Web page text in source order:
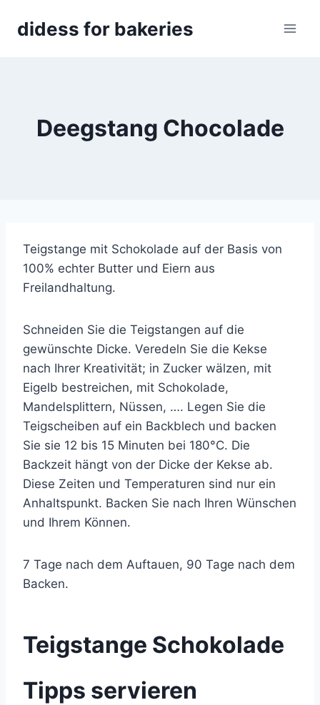
didess for bakeries
Deegstang Chocolade
Teigstange mit Schokolade auf der Basis von
100% echter Butter und Eiern aus
Freilandhaltung.
Schneiden Sie die Teigstangen auf die
gewünschte Dicke. Veredeln Sie die Kekse
nach Ihrer Kreativität; in Zucker wälzen, mit
Eigelb bestreichen, mit Schokolade,
Mandelsplittern, Nüssen, …. Legen Sie die
Teigscheiben auf ein Backblech und backen
Sie sie 12 bis 15 Minuten bei 180°C. Die
Backzeit hängt von der Dicke der Kekse ab.
Diese Zeiten und Temperaturen sind nur ein
Anhaltspunkt. Backen Sie nach Ihren Wünschen
und Ihrem Können.
7 Tage nach dem Auftauen, 90 Tage nach dem
Backen.
Teigstange Schokolade
Tipps servieren